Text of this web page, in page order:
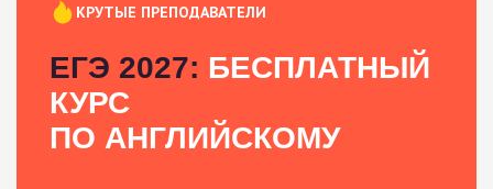
КРУТЫЕ ПРЕПОДАВАТЕЛИ
ЕГЭ 2027: БЕСПЛАТНЫЙ
КУРС
ПО АНГЛИЙСКОМУ